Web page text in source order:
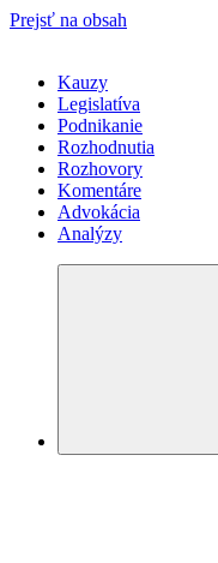
Prejsť na obsah
Kauzy
Legislatíva
Podnikanie
Rozhodnutia
Rozhovory
Komentáre
Advokácia
Analýzy